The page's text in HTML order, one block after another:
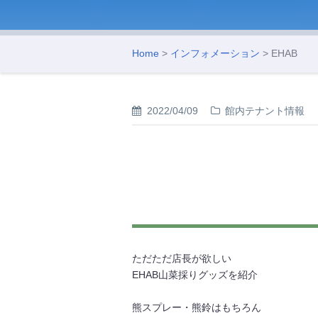
Home > インフォメーション > EHAB
2022/04/09 館内テナント情報
ただただ店長が欲しい
EHAB山菜採りグッズを紹介
熊スプレー・熊鈴はもちろん